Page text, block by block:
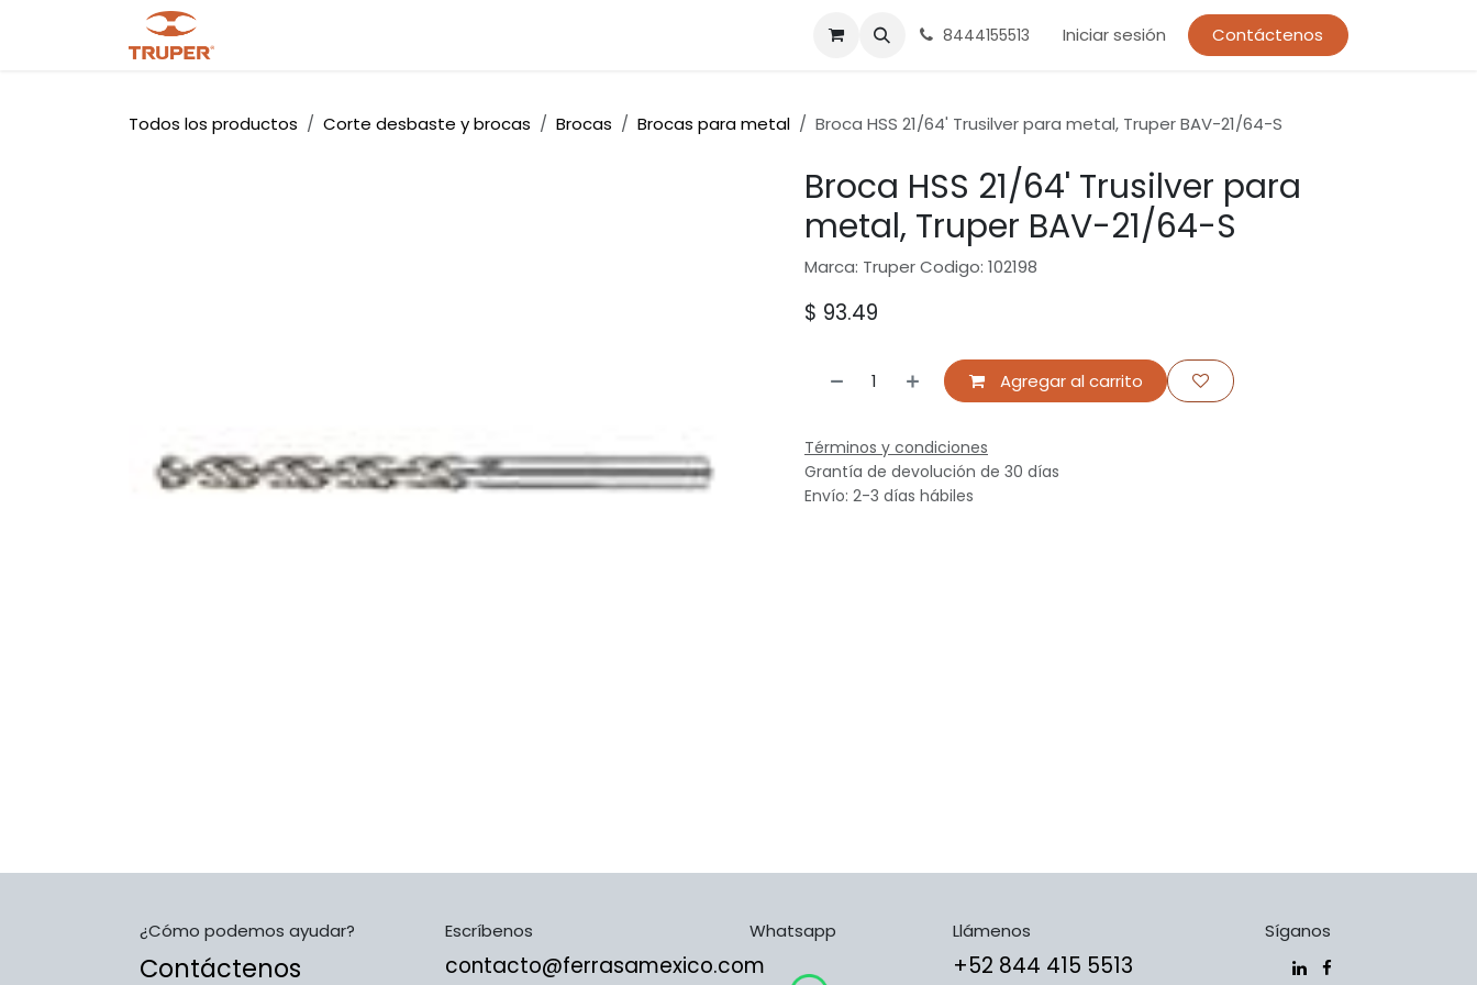
8444155513 Iniciar sesión Contáctenos
Todos los productos Corte desbaste y brocas Brocas Brocas para metal Broca HSS 21/64' Trusilver para metal, Truper BAV-21/64-S
Broca HSS 21/64' Trusilver para
metal, Truper BAV-21/64-S
Marca: Truper Codigo: 102198
$ 93.49
Agregar al carrito
Términos y condiciones
Grantía de devolución de 30 días
Envío: 2-3 días hábiles
Síganos
¿Cómo podemos ayudar?
Contáctenos
Llámenos
​​​​​​​​​​​​+5​2​ ​8​4​4​ ​4​1​5​ 5​5​1​3​​​​​​​​​​​​​​
Escríbenos
contacto@ferrasamexico.com
Whatsapp